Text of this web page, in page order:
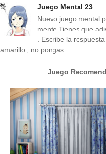
Juego Mental 23
Nuevo juego mental
mente Tienes que
. Escribe la
amarillo , no pongas ...
Juego